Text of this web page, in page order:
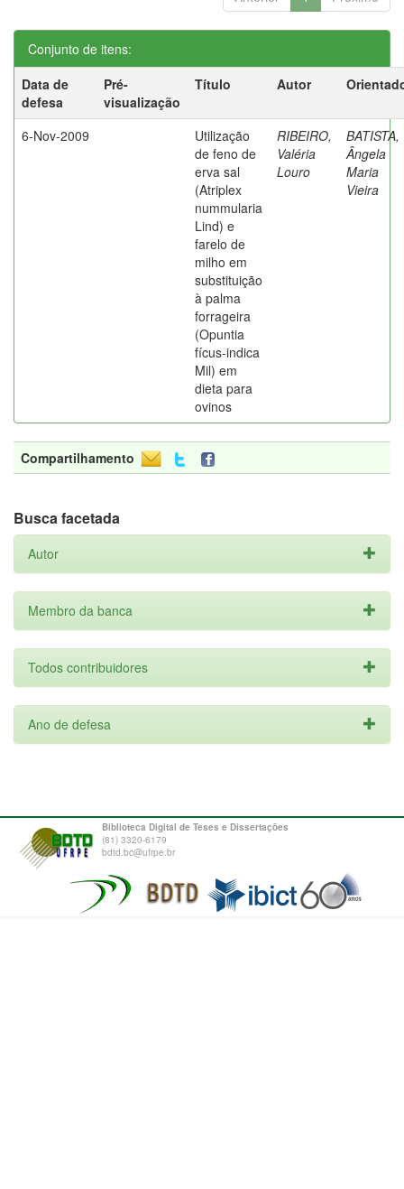
Conjunto de itens:
Data de
defesa
Pré-
visualização
Título Autor
6-Nov-2009
Utilização
de feno de
erva sal
(Atriplex
nummularia
Lind) e
farelo de
milho em
substituição
à palma
forrageira
(Opuntia
fícus-indica
Mil) em
dieta para
ovinos
RIBEIRO,
Valéria
Louro
BATISTA,
Ângela
Maria
Vieira
Compartilhamento
Busca facetada
Autor
Membro da banca
Todos contribuidores
Ano de defesa
Biblioteca Digital de Teses e Dissertações
(81) 3320-6179
bdtd.bc@ufrpe.br